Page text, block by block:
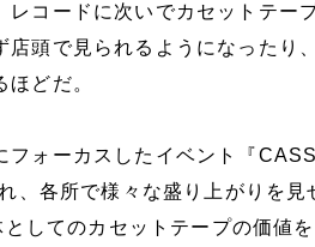
レコードに次いでカセットテー
店頭で見られるようになったり
どだ。
フォーカスしたイベント『
、各所で様々な盛り上がりを
してのカセットテープの価値